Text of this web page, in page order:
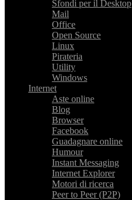
Sfondi per il Desktop
Mail
Office
Open Source
Linux
Pirateria
Utility
Windows
Internet
Aste online
Blog
Browser
Facebook
Guadagnare online
Humour
Instant Messaging
Internet Explorer
Motori di ricerca
Peer to Peer (P2P)